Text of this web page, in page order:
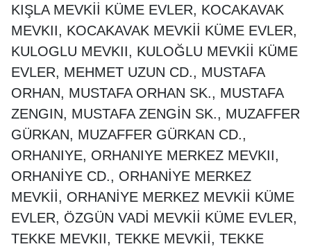
KIŞLA MEVKİİ KÜME EVLER, KOCAKAVAK
MEVKII, KOCAKAVAK MEVKİİ KÜME EVLER,
KULOGLU MEVKII, KULOĞLU MEVKİİ KÜME
EVLER, MEHMET UZUN CD., MUSTAFA
ORHAN, MUSTAFA ORHAN SK., MUSTAFA
ZENGIN, MUSTAFA ZENGİN SK., MUZAFFER
GÜRKAN, MUZAFFER GÜRKAN CD.,
ORHANIYE, ORHANIYE MERKEZ MEVKII,
ORHANİYE CD., ORHANİYE MERKEZ
MEVKİİ, ORHANİYE MERKEZ MEVKİİ KÜME
EVLER, ÖZGÜN VADİ MEVKİİ KÜME EVLER,
TEKKE MEVKII, TEKKE MEVKİİ, TEKKE